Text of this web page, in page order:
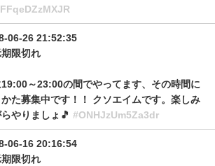
06-26 21:52:35
限切れ
19:00～23:00の間でやってます、その時間に
た募集中です！！ クソエイムです。楽しみ
やりましょ🎵 #ONHJzUm5Za3dr
06-16 20:16:54
限切れ